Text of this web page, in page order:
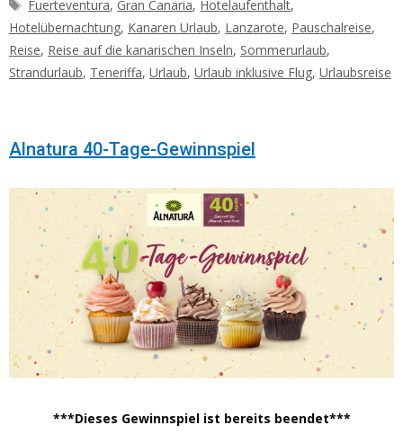
Fuerteventura, Gran Canaria, Hotelaufenthalt,
Hotelübernachtung, Kanaren Urlaub, Lanzarote, Pauschalreise,
Reise, Reise auf die kanarischen Inseln, Sommerurlaub,
Strandurlaub, Teneriffa, Urlaub, Urlaub inklusive Flug, Urlaubsreise
Alnatura 40-Tage-Gewinnspiel
***Dieses Gewinnspiel ist bereits beendet***